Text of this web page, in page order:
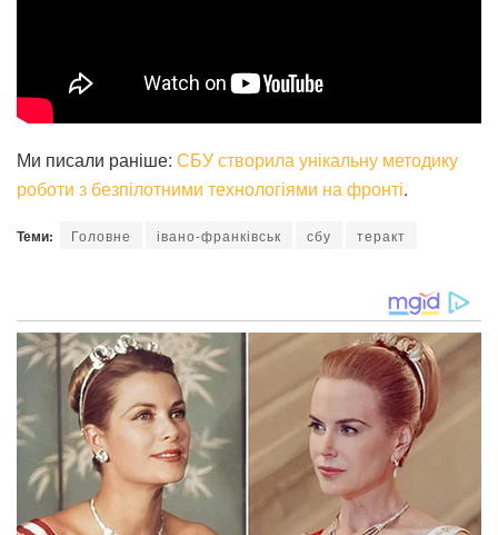
Ми писали раніше: СБУ створила унікальну методику
роботи з безпілотними технологіями на фронті.
Теми: Головне івано-франківськ сбу теракт